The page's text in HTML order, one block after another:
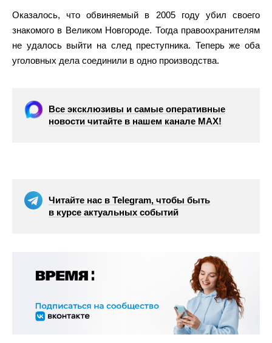
Оказалось, что обвиняемый в 2005 году убил своего
знакомого в Великом Новгороде. Тогда правоохранителям
не удалось выйти на след преступника. Теперь же оба
уголовных дела соединили в одно производства.
Все эксклюзивы и самые оперативные
новости читайте в нашем канале МАХ!
Читайте нас в Telegram, чтобы быть
в курсе актуальных событий